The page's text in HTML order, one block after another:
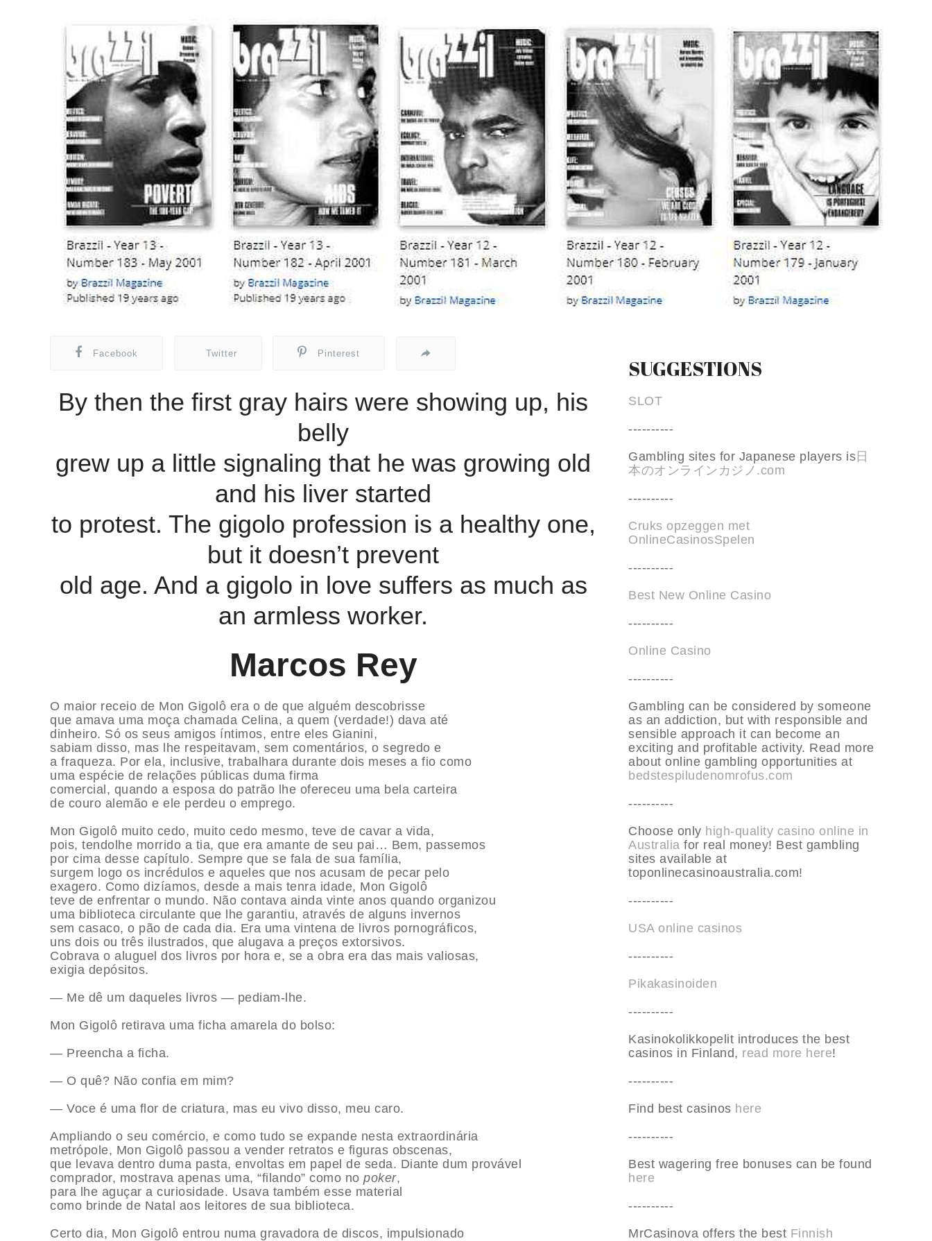
Facebook Twitter Pinterest
By then the first gray hairs were showing up, his
belly
grew up a little signaling that he was growing old
and his liver started
to protest. The gigolo profession is a healthy one,
but it doesn’t prevent
old age. And a gigolo in love suffers as much as
an armless worker.
Marcos Rey
O maior receio de Mon Gigolô era o de que alguém descobrisse
que amava uma moça chamada Celina, a quem (verdade!) dava até
dinheiro. Só os seus amigos íntimos, entre eles Gianini,
sabiam disso, mas lhe respeitavam, sem comentários, o segredo e
a fraqueza. Por ela, inclusive, trabalhara durante dois meses a fio como
uma espécie de relações públicas duma firma
comercial, quando a esposa do patrão lhe ofereceu uma bela carteira
de couro alemão e ele perdeu o emprego.
Mon Gigolô muito cedo, muito cedo mesmo, teve de cavar a vida,
pois, tendolhe morrido a tia, que era amante de seu pai… Bem, passemos
por cima desse capítulo. Sempre que se fala de sua família,
surgem logo os incrédulos e aqueles que nos acusam de pecar pelo
exagero. Como dizíamos, desde a mais tenra idade, Mon Gigolô
teve de enfrentar o mundo. Não contava ainda vinte anos quando organizou
uma biblioteca circulante que lhe garantiu, através de alguns invernos
sem casaco, o pão de cada dia. Era uma vintena de livros pornográficos,
uns dois ou três ilustrados, que alugava a preços extorsivos.
Cobrava o aluguel dos livros por hora e, se a obra era das mais valiosas,
exigia depósitos.
— Me dê um daqueles livros — pediam-lhe.
Mon Gigolô retirava uma ficha amarela do bolso:
— Preencha a ficha.
— O quê? Não confia em mim?
— Voce é uma flor de criatura, mas eu vivo disso, meu caro.
Ampliando o seu comércio, e como tudo se expande nesta extraordinária
metrópole, Mon Gigolô passou a vender retratos e figuras obscenas,
que levava dentro duma pasta, envoltas em papel de seda. Diante dum provável
comprador, mostrava apenas uma, “filando” como no poker,
para lhe aguçar a curiosidade. Usava também esse material
como brinde de Natal aos leitores de sua biblioteca.
Certo dia, Mon Gigolô entrou numa gravadora de discos, impulsionado
SUGGESTIONS
SLOT
----------
Gambling sites for Japanese players is日
本のオンラインカジノ.com
----------
Cruks opzeggen met
OnlineCasinosSpelen
----------
Best New Online Casino
----------
Online Casino
----------
Gambling can be considered by someone
as an addiction, but with responsible and
sensible approach it can become an
exciting and profitable activity. Read more
about online gambling opportunities at
bedstespiludenomrofus.com
----------
Choose only high-quality casino online in
Australia for real money! Best gambling
sites available at
toponlinecasinoaustralia.com!
----------
USA online casinos
----------
Pikakasinoiden
----------
Kasinokolikkopelit introduces the best
casinos in Finland, read more here!
----------
Find best casinos here
----------
Best wagering free bonuses can be found
here
----------
MrCasinova offers the best Finnish